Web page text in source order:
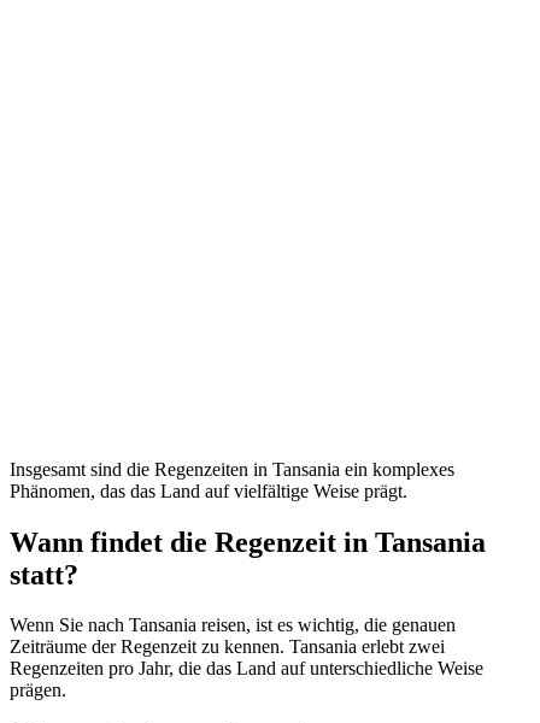
Insgesamt sind die Regenzeiten in Tansania ein komplexes
Phänomen, das das Land auf vielfältige Weise prägt.
Wann findet die Regenzeit in Tansania
statt?
Wenn Sie nach Tansania reisen, ist es wichtig, die genauen
Zeiträume der Regenzeit zu kennen. Tansania erlebt zwei
Regenzeiten pro Jahr, die das Land auf unterschiedliche Weise
prägen.